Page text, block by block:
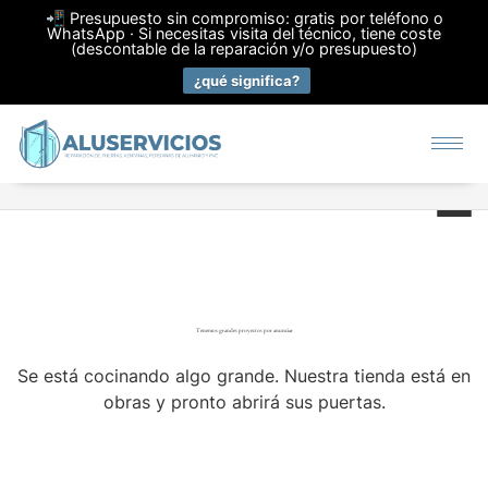
📲 Presupuesto sin compromiso: gratis por teléfono o
WhatsApp · Si necesitas visita del técnico, tiene coste
(descontable de la reparación y/o presupuesto)
¿qué significa?
Tenemos grandes proyectos por anunciar
Se está cocinando algo grande. Nuestra tienda está en
obras y pronto abrirá sus puertas.